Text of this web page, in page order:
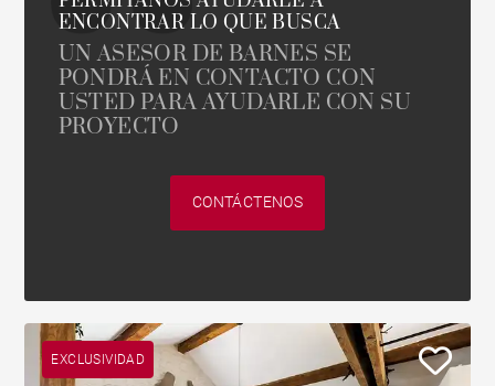
ENCONTRAR LO QUE BUSCA
UN ASESOR DE BARNES SE
PONDRÁ EN CONTACTO CON
USTED PARA AYUDARLE CON SU
PROYECTO
CONTÁCTENOS
EXCLUSIVIDAD